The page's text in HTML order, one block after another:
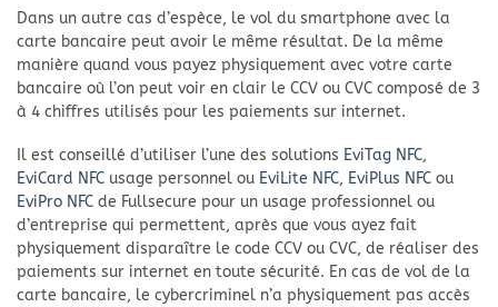
Dans un autre cas d’espèce, le vol du smartphone avec la
carte bancaire peut avoir le même résultat. De la même
manière quand vous payez physiquement avec votre carte
bancaire où l’on peut voir en clair le CCV ou CVC composé de 3
à 4 chiffres utilisés pour les paiements sur internet.
Il est conseillé d’utiliser l’une des solutions EviTag NFC,
EviCard NFC usage personnel ou EviLite NFC, EviPlus NFC ou
EviPro NFC de Fullsecure pour un usage professionnel ou
d’entreprise qui permettent, après que vous ayez fait
physiquement disparaître le code CCV ou CVC, de réaliser des
paiements sur internet en toute sécurité. En cas de vol de la
carte bancaire, le cybercriminel n’a physiquement pas accès